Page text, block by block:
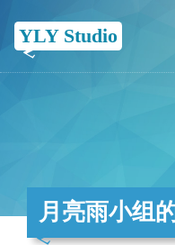
YLY Studio
月亮雨小组